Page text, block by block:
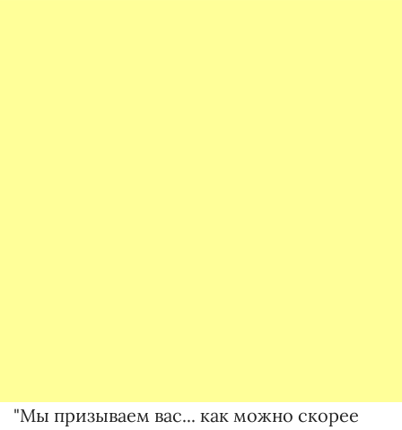
"Мы призываем вас... как можно скорее